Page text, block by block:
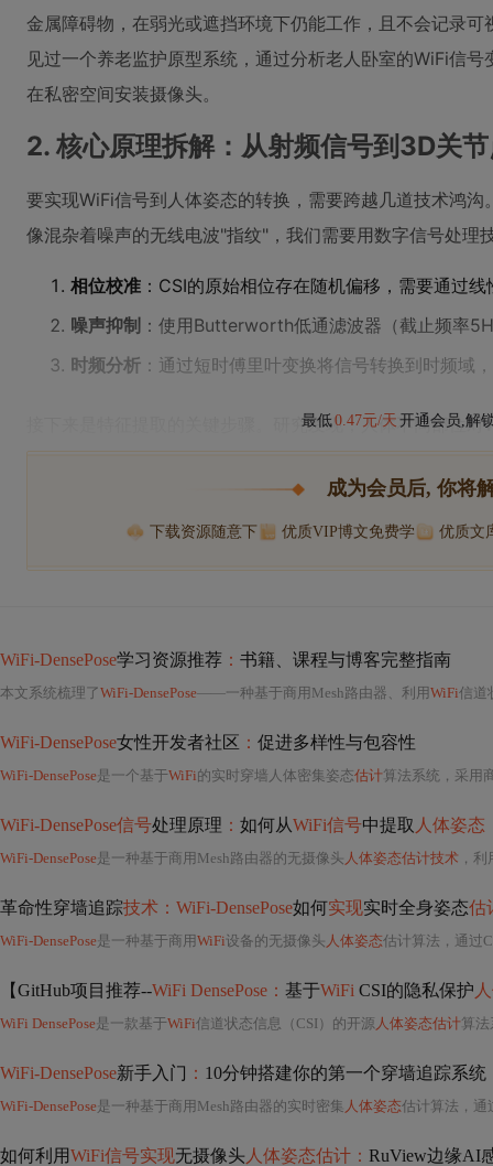
金属障碍物，在弱光或遮挡环境下仍能工作，且不会记录
见过一个养老监护原型系统，通过分析老人卧室的WiFi信
在私密空间安装摄像头。
2. 核心原理拆解：从射频信号到3D关
要实现WiFi信号到人体姿态的转换，需要跨越几道技术鸿
像混杂着噪声的无线电波"指纹"，我们需要用数字信号处理
相位校准 ：CSI的原始相位存在随机偏移，需要通过
噪声抑制 ：使用Butterworth低通滤波器（截止频率
时频分析 ：通过短时傅里叶变换将信号转换到时频域
接下来是特征提取的关键步骤。研究发现，人体不同部位对
最低0.47元/天 开通会员,解
成为会员后, 你将
下载资源随意下 优质VIP博文免费学 优质文
WiFi-DensePose学习资源推荐 ： 书籍、课程与博客完整指南
本文系统梳理了WiFi-DensePose——一种基于商用Mesh路由器、利用WiFi信道
WiFi-DensePose女性开发者社区 ： 促进多样性与包容性
WiFi-DensePose是一个基于WiFi的实时穿墙人体密集姿态估计算法系统，采用
WiFi-DensePose信号处理原理 ： 如何从WiFi信号中提取 人体姿态
WiFi-DensePose是一种基于商用Mesh路由器的无摄像头 人体姿态估计技术 ，
革命性穿墙追踪技术：WiFi-DensePose如何实现实时全身姿态估
WiFi-DensePose是一种基于商用WiFi设备的无摄像头 人体姿态估计算法，通过
【GitHub项目推荐--WiFi DensePose： 基于WiFi CSI的隐私保护
WiFi DensePose是一款基于WiFi信道状态信息（CSI）的开源 人体姿态估计算
WiFi-DensePose新手入门 ： 10分钟搭建你的第一个穿墙追踪系统
WiFi-DensePose是一种基于商用Mesh路由器的实时密集 人体姿态估计算法，通
如何利用WiFi信号实现无摄像头 人体姿态估计： RuView边缘AI